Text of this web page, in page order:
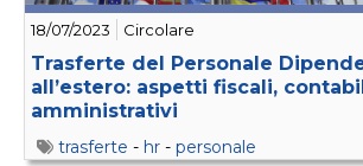
18/07/2023 Circolare
Trasferte del Personale
all’estero: aspetti fiscali,
amministrativi
trasferte - hr - personale